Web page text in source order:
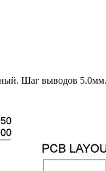
Шаг выводов 5.0мм.